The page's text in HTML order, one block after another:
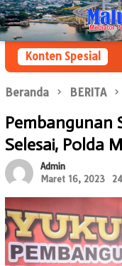
Loncat
ke
konten
Menu
Mobile
Konten Spesial
Beranda BERITA
Pembangunan
Selesai, Polda
Admin
Maret 16, 2023